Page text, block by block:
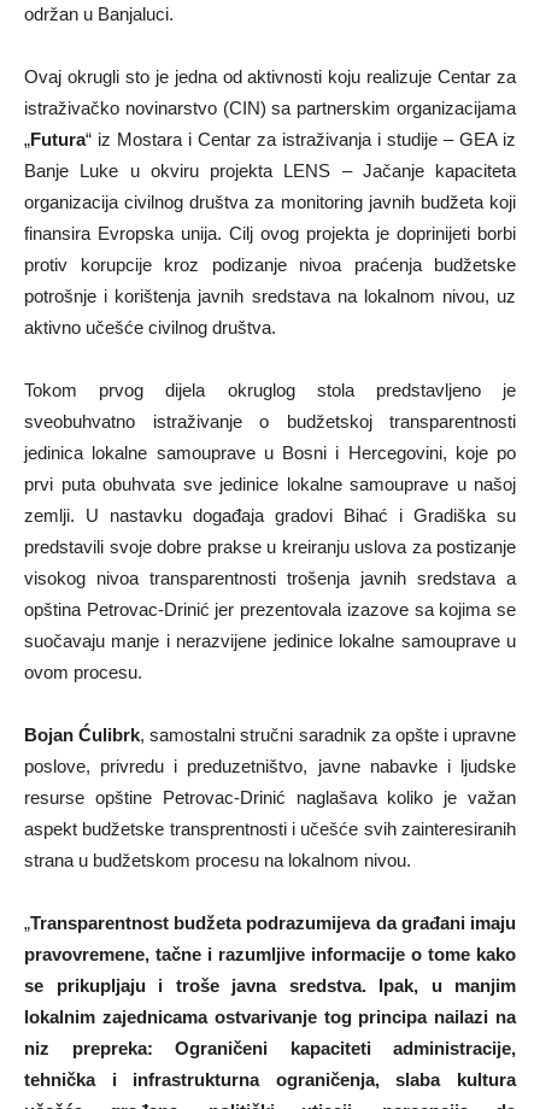
održan u Banjaluci.
Ovaj okrugli sto je jedna od aktivnosti koju realizuje Centar za
istraživačko novinarstvo (CIN) sa partnerskim organizacijama
„Futura“ iz Mostara i Centar za istraživanja i studije – GEA iz
Banje Luke u okviru projekta LENS – Jačanje kapaciteta
organizacija civilnog društva za monitoring javnih budžeta koji
finansira Evropska unija. Cilj ovog projekta je doprinijeti borbi
protiv korupcije kroz podizanje nivoa praćenja budžetske
potrošnje i korištenja javnih sredstava na lokalnom nivou, uz
aktivno učešće civilnog društva.
Tokom prvog dijela okruglog stola predstavljeno je
sveobuhvatno istraživanje o budžetskoj transparentnosti
jedinica lokalne samouprave u Bosni i Hercegovini, koje po
prvi puta obuhvata sve jedinice lokalne samouprave u našoj
zemlji. U nastavku događaja gradovi Bihać i Gradiška su
predstavili svoje dobre prakse u kreiranju uslova za postizanje
visokog nivoa transparentnosti trošenja javnih sredstava a
opština Petrovac-Drinić jer prezentovala izazove sa kojima se
suočavaju manje i nerazvijene jedinice lokalne samouprave u
ovom procesu.
Bojan Ćulibrk, samostalni stručni saradnik za opšte i upravne
poslove, privredu i preduzetništvo, javne nabavke i ljudske
resurse opštine Petrovac-Drinić naglašava koliko je važan
aspekt budžetske transprentnosti i učešće svih zainteresiranih
strana u budžetskom procesu na lokalnom nivou.
„Transparentnost budžeta podrazumijeva da građani imaju
pravovremene, tačne i razumljive informacije o tome kako
se prikupljaju i troše javna sredstva. Ipak, u manjim
lokalnim zajednicama ostvarivanje tog principa nailazi na
niz prepreka: Ograničeni kapaciteti administracije,
tehnička i infrastrukturna ograničenja, slaba kultura